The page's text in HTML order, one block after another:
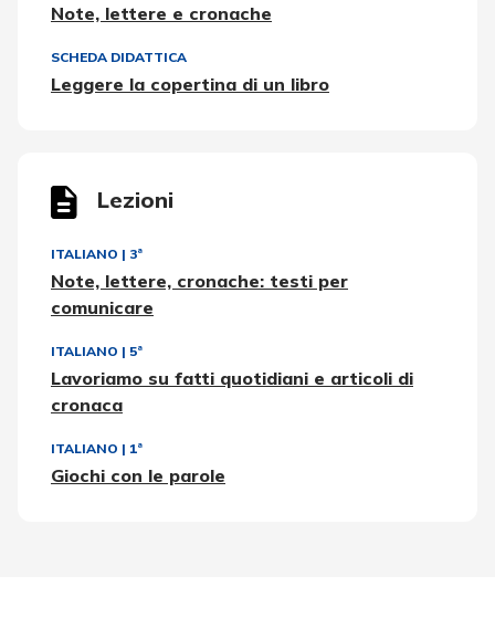
Note, lettere e cronache
SCHEDA DIDATTICA
Leggere la copertina di un libro
Lezioni
ITALIANO | 3ª
Note, lettere, cronache: testi per
comunicare
ITALIANO | 5ª
Lavoriamo su fatti quotidiani e articoli di
cronaca
ITALIANO | 1ª
Giochi con le parole